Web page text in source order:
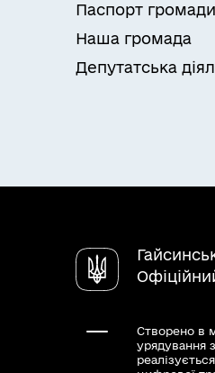
Паспорт громади
Наша громада
Депутатська
Створено в
урядування